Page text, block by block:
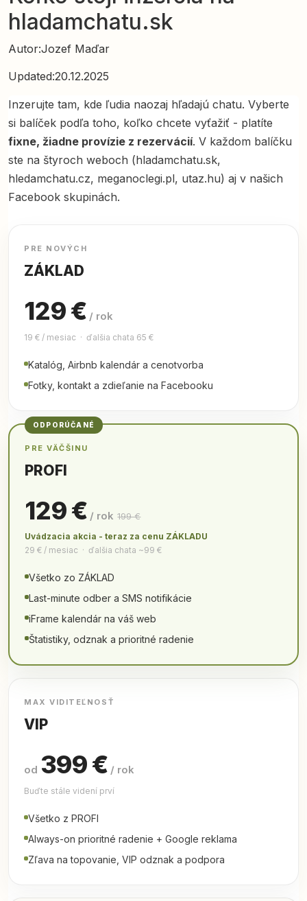
hladamchatu.sk
Autor:Jozef Maďar
Updated:20.12.2025
Inzerujte tam, kde ľudia naozaj hľadajú chatu. Vyberte
si balíček podľa toho, koľko chcete vyťažiť - platíte
fixne, žiadne provízie z rezervácií. V každom balíčku
ste na štyroch weboch (hladamchatu.sk,
hledamchatu.cz, meganoclegi.pl, utaz.hu) aj v našich
Facebook skupinách.
PRE NOVÝCH
ZÁKLAD
129 € / rok
19 € / mesiac · ďalšia chata 65 €
Katalóg, Airbnb kalendár a cenotvorba
Fotky, kontakt a zdieľanie na Facebooku
ODPORÚČANÉ
PRE VÄČŠINU
PROFI
129 € / rok 199 €
Uvádzacia akcia - teraz za cenu ZÁKLADU
29 € / mesiac · ďalšia chata ~99 €
Všetko zo ZÁKLAD
Last-minute odber a SMS notifikácie
iFrame kalendár na váš web
Štatistiky, odznak a prioritné radenie
MAX VIDITEĽNOSŤ
VIP
od 399 € / rok
Buďte stále videní prví
Všetko z PROFI
Always-on prioritné radenie + Google reklama
Zľava na topovanie, VIP odznak a podpora